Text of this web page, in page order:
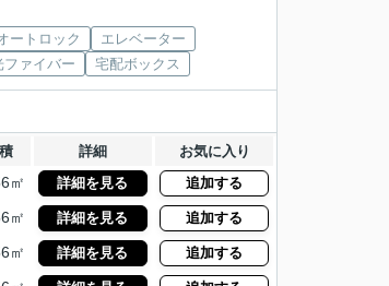
ートロック
エレベーター
ファイバー 宅配ボックス
詳細 お気に入り
㎡ 詳細を見る 追加する
㎡ 詳細を見る 追加する
㎡ 詳細を見る 追加する